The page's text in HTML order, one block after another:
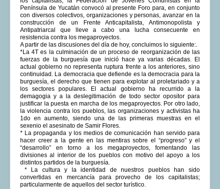
Península de Yucatán convocó al presente Foro para, en conjunto
con diversos colectivos, organizaciones y personas, avanzar en la
construcción de un Frente Anticapitalista, Antimonopolista y
Antipatriarcal que lleve a cabo una lucha consecuente en
resistencia contra los megaproyectos.
A partir de las discusiones del día de hoy, concluimos lo siguiente:.
*La 4T es la culminación de un proceso de reorganización de las
fuerzas de la burguesía que inició hace ya varias décadas. El
actual gobierno no representa ruptura frente a los anteriores, sino
continuidad. La democracia que defiende es la democracia para la
burguesía, el derecho que tienen para explotar al proletariado y a
los sectores populares. El actual gobierno ha recurrido a la
demagogia y a la deslegitimación de todo sector opositor para
justificar la puesta en marcha de los megaproyectos. Por otro lado,
la violencia contra los pueblos, las organizaciones y activistas ha
1do en aumento, siendo una de las primeras muestras en el
sexenio el asesinato de Samir Flores.
* La propaganda y los medios de comunicación han servido para
hacer creer a la gente en las mentiras sobre el “progreso” y el
“desarrollo” en torno a los megaproyectos, fomentando las
divisiones al interior de los pueblos con motivo del apoyo a los
distintos partidos de la burguesía.
* La cultura y la identidad de nuestros pueblos han sido
convertidas en mercancía para provecho de los capitalistas;
particularmente de aquellos del sector turístico.